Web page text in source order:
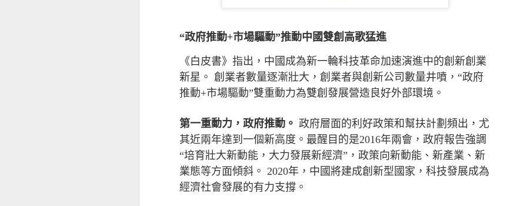
“政府推動+市場驅動”推動中國雙創高歌猛進
《白皮書》指出，中國成為新一輪科技革命加速演進中的創新創業
新星。 創業者數量逐漸壯大，創業者與創新公司數量井噴，“政府
推動+市場驅動”雙重動力為雙創發展營造良好外部環境。
第一重動力，政府推動。 政府層面的利好政策和幫扶計劃頻出，尤
其近兩年達到一個新高度。 最醒目的是2016年兩會，政府報告強調
“培育壯大新動能，大力發展新經濟”，政策向新動能、新產業、新
業態等方面傾斜。 2020年，中國將建成創新型國家，科技發展成為
經濟社會發展的有力支撐。
影響其業務表現（38%），該比例較2021年大幅上升8個百分點。他們認
徵狀是：投資者和消費者信心下跌、全球通脹上升以及本港客戶需求下降
能性外，中小企亦擔心在保留現有客戶及獲取新客戶時面對的困難（37%
值得注意的是，越來越多中小企憂慮董事被指控參與不當行為而須承擔
2020年的18%逐漸上升至是次調查顯示的26%，其中一個潛在原因是監管要
基於上述的憂慮，中小企預計在未來12個月將增加在僱員培訓、僱員人數
面的開支，同時繼續全力控制成本。